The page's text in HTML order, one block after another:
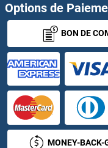
Options de
BON DE
MONEY-BACK-